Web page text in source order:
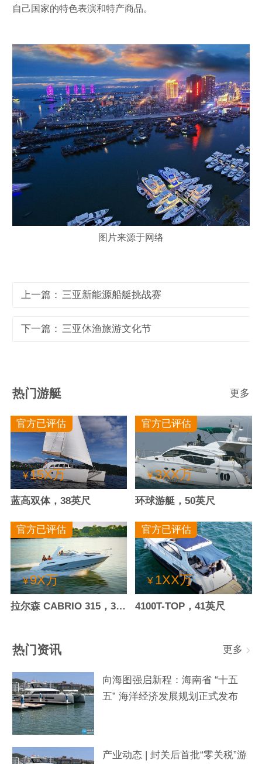
自己国家的特色表演和特产商品。
图片来源于网络
上一篇： 三亚新能源船艇挑战赛
下一篇： 三亚休渔旅游文化节
热门游艇 更多
官方已评估
¥15X万
蓝高双体，38英尺
官方已评估
¥3XX万
环球游艇，50英尺
官方已评估
¥9X万
拉尔森 CABRIO 315，30.4英尺
官方已评估
¥ 1XX万
4100T-TOP，41英尺
热门资讯 更多
向海图强启新程：海南省 “十五
五” 海洋经济发展规划正式发布
产业动态 | 封关后首批“零关税”游